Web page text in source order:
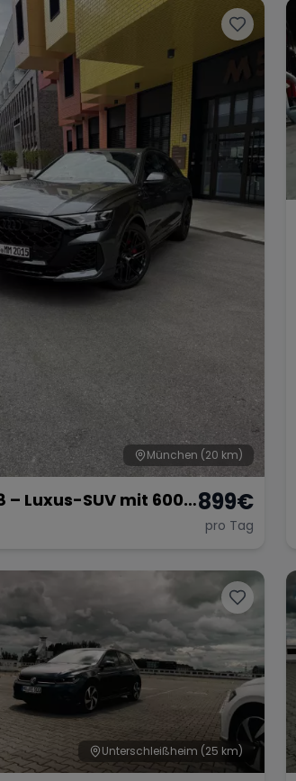
München (20 km)
– Luxus-SUV mit 600
899€
pro Tag
Unterschleißheim (25 km)